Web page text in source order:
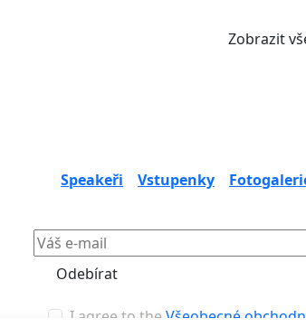
Zobrazit
Speakeři
Vstupenky
Odebírat
I agree to the Všeobecné